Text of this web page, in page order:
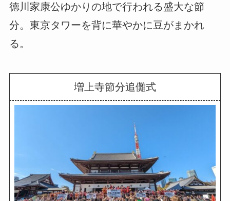
徳川家康公ゆかりの地で行われる盛大な節
分。東京タワーを背に華やかに豆がまかれ
る。
増上寺節分追儺式